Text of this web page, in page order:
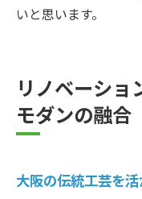
大阪で進化
大阪府で進化
線
いと思います。
リノベーショ
モダンの融合
大阪の伝統工芸を